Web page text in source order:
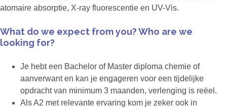
atomaire absorptie, X-ray fluorescentie en UV-Vis.
What do we expect from you? Who are we
looking for?
Je hebt een Bachelor of Master diploma chemie of
aanverwant en kan je engageren voor een tijdelijke
opdracht van minimum 3 maanden, verlenging is reëel.
Als A2 met relevante ervaring kom je zeker ook in